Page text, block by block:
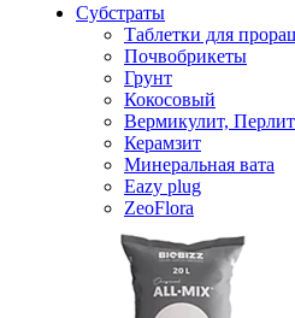
Субстраты
Таблетки для
Почвобрикеты
Грунт
Кокосовый
Вермикулит, Перлит
Керамзит
Минеральная вата
Eazy plug
ZeoFlora